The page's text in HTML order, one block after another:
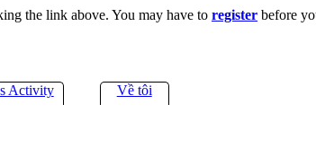
the link above. You may have to register before
Activity Về tôi